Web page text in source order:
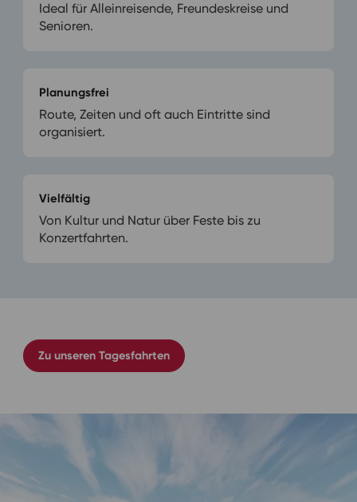
Ideal für Alleinreisende, Freundeskreise und
Senioren.
Planungsfrei
Route, Zeiten und oft auch Eintritte sind
organisiert.
Vielfältig
Von Kultur und Natur über Feste bis zu
Konzertfahrten.
Zu unseren Tagesfahrten